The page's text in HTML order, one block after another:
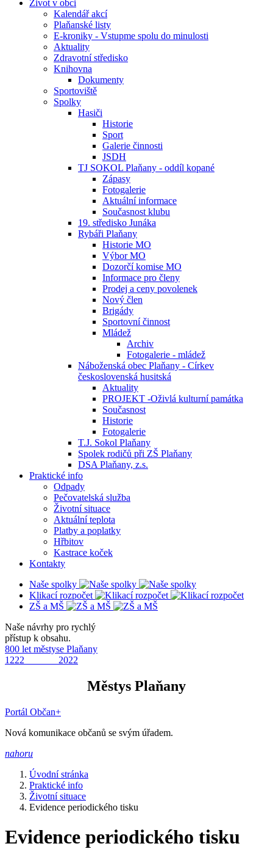
Život v obci
Kalendář akcí
Plaňanské listy
E-kroniky - Vstupme spolu do minulosti
Aktuality
Zdravotní středisko
Knihovna
Dokumenty
Sportoviště
Spolky
Hasiči
Historie
Sport
Galerie činnosti
JSDH
TJ SOKOL Plaňany - oddíl kopané
Zápasy
Fotogalerie
Aktuální informace
Současnost klubu
19. středisko Junáka
Rybáři Plaňany
Historie MO
Výbor MO
Dozorčí komise MO
Informace pro členy
Prodej a ceny povolenek
Nový člen
Brigády
Sportovní činnost
Mládež
Archiv
Fotogalerie - mládež
Náboženská obec Plaňany - Církev
československá husitská
Aktuality
PROJEKT -Oživlá kulturní památka
Současnost
Historie
Fotogalerie
T.J. Sokol Plaňany
Spolek rodičů při ZŠ Plaňany
DSA Plaňany, z.s.
Praktické info
Odpady
Pečovatelská služba
Životní situace
Aktuální teplota
Platby a poplatky
Hřbitov
Kastrace koček
Kontakty
Naše spolky
Klikací rozpočet
ZŠ a MŠ
Naše návrhy pro rychlý
přístup k obsahu.
800 let městyse Plaňany
1222 2022
Městys Plaňany
Portál Občan+
Nová komunikace občanů se svým úřadem.
nahoru
Úvodní stránka
Praktické info
Životní situace
Evidence periodického tisku
Evidence periodického tisku